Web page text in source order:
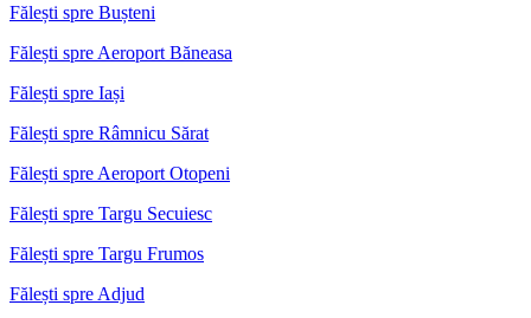
Fălești spre Bușteni
Fălești spre Aeroport Băneasa
Fălești spre Iași
Fălești spre Râmnicu Sărat
Fălești spre Aeroport Otopeni
Fălești spre Targu Secuiesc
Fălești spre Targu Frumos
Fălești spre Adjud